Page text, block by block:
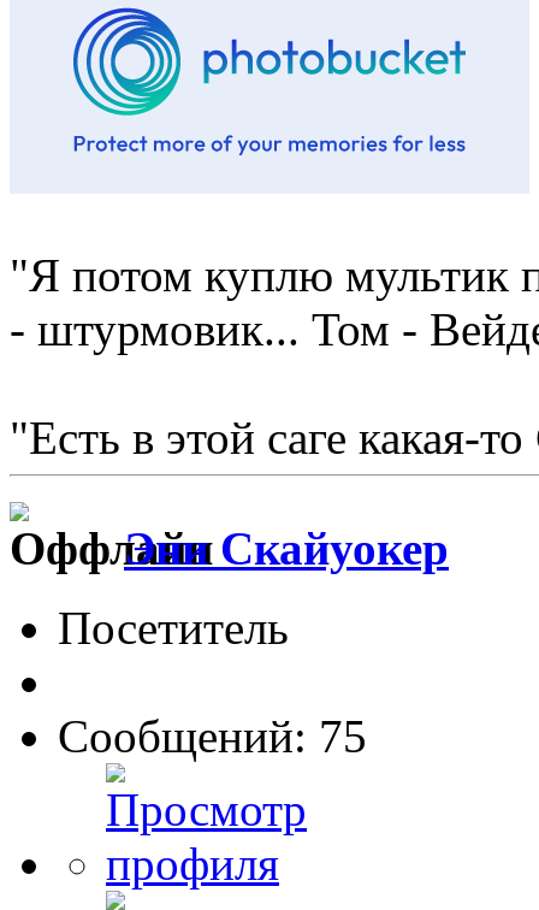
"Я потом куплю мультик
- штурмовик... Том -
"Есть в этой саге какая-
Эни Скайуокер
Посетитель
Сообщений: 75